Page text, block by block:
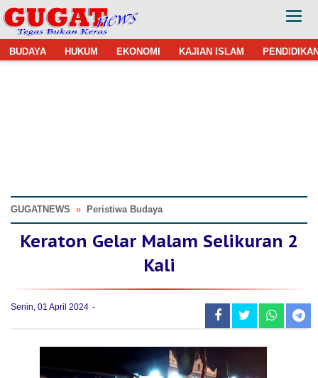
BUDAYA HUKUM EKONOMI KAJIAN ISLAM
GUGATNEWS » Peristiwa Budaya
Keraton Gelar Malam Selikuran 2
Kali
Senin, 01 April 2024